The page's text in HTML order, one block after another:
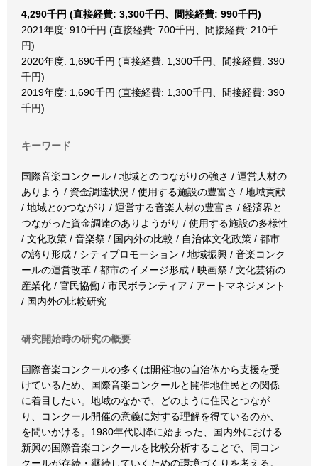
4,290千円 (直接経費: 3,300千円、間接経費: 990千円)
2021年度: 910千円 (直接経費: 700千円、間接経費: 210千
円)
2020年度: 1,690千円 (直接経費: 1,300千円、間接経費: 390
千円)
2019年度: 1,690千円 (直接経費: 1,300千円、間接経費: 390
千円)
キーワード
国際音楽コンクール / 地域とのつながりの強さ / 運営人材の
ありよう / 資金調達状況 / 使用する施設の豊富さ / 地域貢献
/ 地域とのつながり / 運営する音楽人材の豊富さ / 経済界と
つながった資金調達のありようがり / 使用する施設の多様性
/ 文化政策 / 音楽祭 / 国内外の比較 / 自治体文化政策 / 都市
の誇り形成 / シティプロモーション / 地域振興 / 音楽コンク
ールの運営改革 / 都市のイメージ形成 / 映画祭 / 文化芸術の
産業化 / 官民協働 / 市民ボランティア / アートマネジメント
/ 国内外の比較研究
研究開始時の研究の概要
国際音楽コンクールの多くは開催地の自治体から支援を受
けているため、国際音楽コンクールと開催地住民との関係
に着目したい。地域のなかで、どのように住民とつなが
り、コンクール開催の意義に対する理解を得ているのか、
を問いかける。1980年代以降に始まった、国内外における
新興の国際音楽コンクールを比較分析することで、同コン
クールが存続・継続していくための環境づくりを考える。